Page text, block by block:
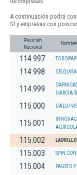
A continuación podrá
Sl y empresas con
Posición
Nacional
114.997
114.998 CELQUISA
114.999
GARCIA SL
115.000 GALOI
115.001
115.002
115.003 SPIN
115.004 FAUSTO Y